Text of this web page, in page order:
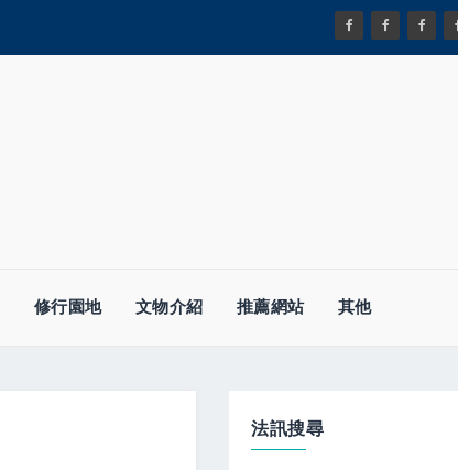
修行園地 文物介紹 推薦網站 其他
法訊搜尋